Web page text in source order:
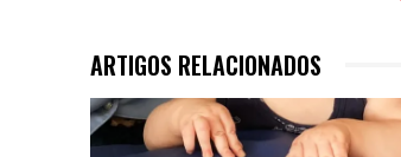
ARTIGOS RELACIONADOS